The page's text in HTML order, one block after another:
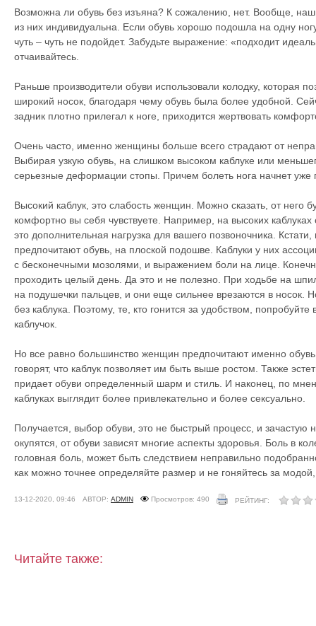
Возможна ли обувь без изъяна? К сожалению, нет. Вообще,
из них индивидуальна. Если обувь хорошо подошла на одну
чуть – чуть не подойдет. Забудьте выражение: «подходит
отчаивайтесь.
Раньше производители обуви использовали колодку, которая
широкий носок, благодаря чему обувь была более удобной.
задник плотно прилегал к ноге, приходится жертвовать
Очень часто, именно женщины больше всего страдают от
Выбирая узкую обувь, на слишком высоком каблуке или
серьезные деформации стопы. Причем болеть нога начнет уже
Высокий каблук, это слабость женщин. Можно сказать, от него
комфортно вы себя чувствуете. Например, на высоких
это дополнительная нагрузка для вашего позвоночника.
предпочитают обувь, на плоской подошве. Каблуки у них
с бесконечными мозолями, и выражением боли на лице.
проходить целый день. Да это и не полезно. При ходьбе на
на подушечки пальцев, и они еще сильнее врезаются в носок.
без каблука. Поэтому, те, кто гонится за удобством,
каблучок.
Но все равно большинство женщин предпочитают именно
говорят, что каблук позволяет им быть выше ростом. Также
придает обуви определенный шарм и стиль. И наконец, по
каблуках выглядит более привлекательно и более сексуально.
Получается, выбор обуви, это не быстрый процесс, и
окупятся, от обуви зависят многие аспекты здоровья. Боль в
головная боль, может быть следствием неправильно
как можно точнее определяйте размер и не гоняйтесь за
13-12-2020, 09:46 АВТОР: ADMIN Просмотров: 490 РЕЙТИНГ:
Читайте также: